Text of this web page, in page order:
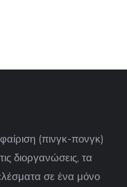
(πινγκ-πονγκ)
διοργανώσεις, τα
σε ένα μόνο